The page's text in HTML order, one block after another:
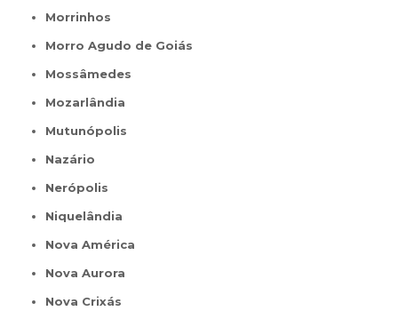
Morrinhos
Morro Agudo de Goiás
Mossâmedes
Mozarlândia
Mutunópolis
Nazário
Nerópolis
Niquelândia
Nova América
Nova Aurora
Nova Crixás